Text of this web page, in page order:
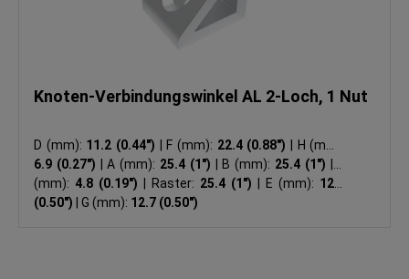
Knoten-Verbindungswinkel AL 2-Loch, 1 Nut
D (mm): 11.2 (0.44") F (mm): 22.4 (0.88")
H (mm):
6.9 (0.27")
A (mm): 25.4 (1") B (mm): 25.4 (1")
(mm): 4.8 (0.19") Raster: 25.4 (1") E (mm): 12.7
(0.50")
G (mm): 12.7 (0.50")